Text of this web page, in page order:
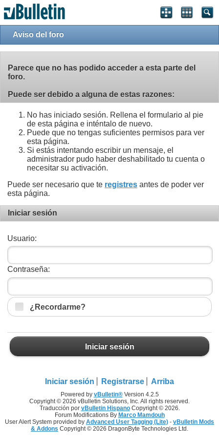
Aviso del foro
Parece que no has podido acceder a esta parte del
foro.
Puede ser debido a alguna de estas razones:
No has iniciado sesión. Rellena el formulario al pie
de esta página e inténtalo de nuevo.
Puede que no tengas suficientes permisos para ver
esta página.
Si estás intentando escribir un mensaje, el
administrador pudo haber deshabilitado tu cuenta o
necesitar su activación.
Puede ser necesario que te registres antes de poder ver
esta página.
Iniciar sesión
Usuario:
Contraseña:
¿Recordarme?
Iniciar sesión
Iniciar sesión Registrarse Arriba
Powered by vBulletin®Version 4.2.5
Copyright © 2026 vBulletin Solutions, Inc. All rights reserved.
Traducción por vBulletin HispanoCopyright © 2026.
Forum Modifications By Marco Mamdouh
User Alert System provided by Advanced User Tagging (Lite) - vBulletin Mods
& Addons Copyright © 2026 DragonByte Technologies Ltd.